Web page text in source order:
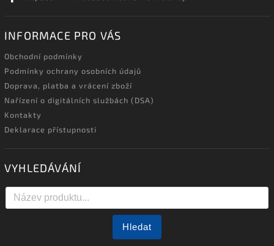
INFORMACE PRO VÁS
Obchodní podmínky
Podmínky ochrany osobních údajů
Doprava, platba a vrácení zboží
Nařízení o digitálních službách (DSA)
Kontakty
Deklarace přístupnosti
VYHLEDÁVÁNÍ
Hledat